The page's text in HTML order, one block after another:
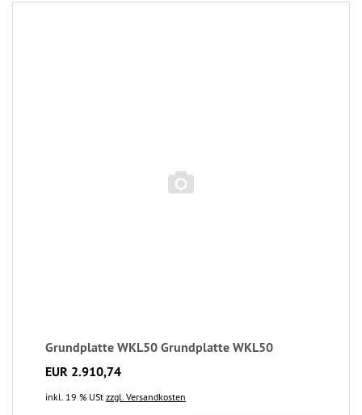
Grundplatte WKL50 Grundplatte WKL50
EUR 2.910,74
inkl. 19 % USt zzgl. Versandkosten